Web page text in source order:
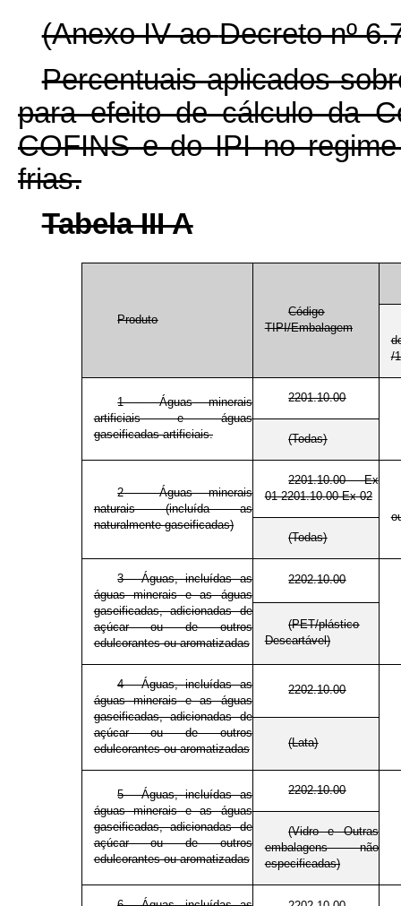
(Anexo IV aoDecreto nº
Percentuais aplicados
para efeito de cálculo da
COFINS e do IPI no
frias.
Tabela III A
Produto
Código
TIPI/Embalagem
/
1 - Águas minerais
artificiais e águas
gaseificadas artificiais.
2201.10.00
(Todas)
2 - Águas minerais
naturais (incluída as
naturalmente gaseificadas)
2201.10.00 Ex
01 2201.10.00 Ex 02
(Todas)
3 - Águas, incluídas as
águas minerais e as águas
gaseificadas, adicionadas de
açúcar ou de outros
edulcorantes ou aromatizadas
2202.10.00
(PET/plástico
Descartável)
4 - Águas, incluídas as
águas minerais e as águas
gaseificadas, adicionadas de
açúcar ou de outros
edulcorantes ou aromatizadas
2202.10.00
(Lata)
5 - Águas, incluídas as
águas minerais e as águas
gaseificadas, adicionadas de
açúcar ou de outros
edulcorantes ou aromatizadas
2202.10.00
(Vidro e Outras
embalagens não
especificadas)